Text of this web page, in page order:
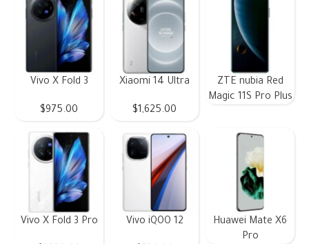
ZTE nubia Red
Magic 11S Pro Plus
Xiaomi 14 Ultra
$1,625.00
Vivo X Fold 3
$975.00
Huawei Mate X6
Pro
Vivo iQOO 12
Vivo X Fold 3 Pro